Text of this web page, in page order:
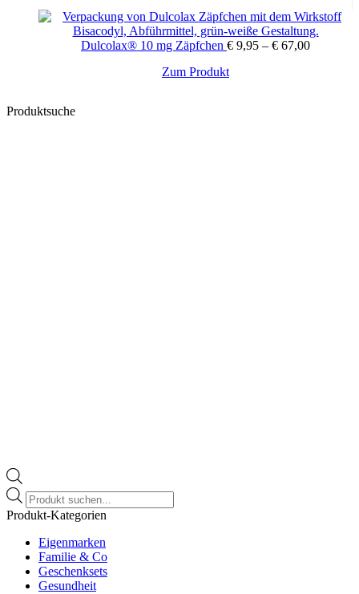
Dulcolax® 10 mg Zäpfchen € 9,95 – € 67,00
Zum ProduktDieses
Produktsuche
Products
search
Produkt-Kategorien
Eigenmarken
Familie & Co
Geschenksets
Gesundheit